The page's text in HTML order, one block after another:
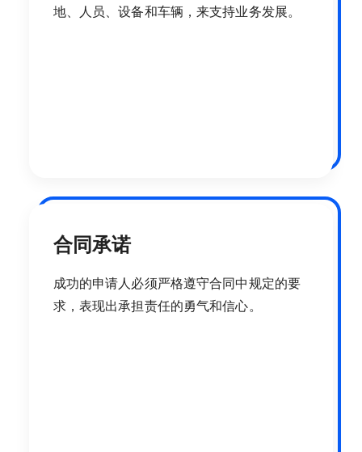
地、人员、设备和车辆，来支持业务发展。
合同承诺
成功的申请人必须严格遵守合同中规定的要
求，表现出承担责任的勇气和信心。